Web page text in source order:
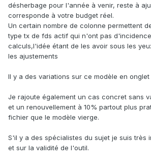
désherbage pour l'année à venir, reste à
corresponde à votre budget réel.
Un certain nombre de colonne permettent
type tx de fds actif qui n'ont pas
calculs,l'idée étant de les avoir sous les
les ajustements
Il y a des variations sur ce modèle en onglet
Je rajoute également un cas concret sans
et un renouvellement à 10% partout plus
fichier que le modèle vierge.
S'il y a des spécialistes du sujet je suis très
et sur la validité de l'outil.